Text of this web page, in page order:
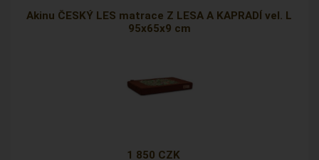
Akinu ČESKÝ LES matrace Z LESA A KAPRADÍ vel. L
95x65x9 cm
1 850 CZK